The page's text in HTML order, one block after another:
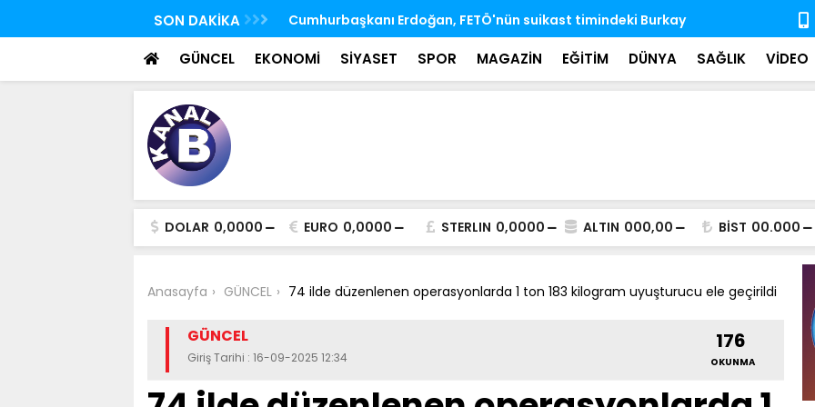
SON DAKİKA
FETÖ'nün suikast timindeki Burkay
TBMM Genel Kurulu'nda ihtisas komisyonlarındaki boş üyeliklere
seçim yapıldı
MSB:
almaya
GÜNCEL EKONOMİ SİYASET SPOR MAGAZİN EĞİTİM DÜNYA SAĞLIK VİDEO
DOLAR 0,0000 EURO 0,0000 STERLIN 0,0000 ALTIN 000,00 BİST 00.000
Anasayfa GÜNCEL 74 ilde düzenlenen operasyonlarda 1 ton 183 kilogram uyuşturucu ele geçirildi
GÜNCEL
Giriş Tarihi : 16-09-2025 12:34
176
OKUNMA